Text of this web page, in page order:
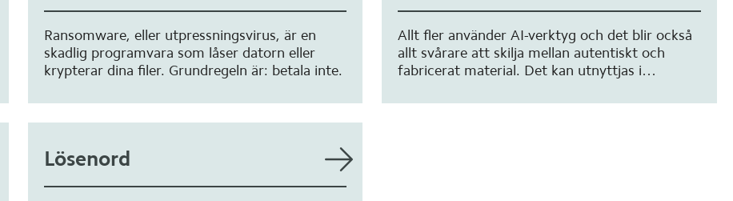
Ransomware, eller utpressningsvirus, är en
skadlig programvara som låser datorn eller
krypterar dina filer. Grundregeln är: betala inte.
Allt fler använder AI-verktyg och det blir också
allt svårare att skilja mellan autentiskt och
fabricerat material. Det kan utnyttjas i
påverkansoperationer.
Lösenord